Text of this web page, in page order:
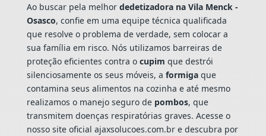
Ao buscar pela melhor dedetizadora na Vila Menck -
Osasco, confie em uma equipe técnica qualificada
que resolve o problema de verdade, sem colocar a
sua família em risco. Nós utilizamos barreiras de
proteção eficientes contra o cupim que destrói
silenciosamente os seus móveis, a formigaque
contamina seus alimentos na cozinha e até mesmo
realizamos o manejo seguro de pombos, que
transmitem doenças respiratórias graves. Acesse o
nosso site oficial ajaxsolucoes.com.br e descubra por